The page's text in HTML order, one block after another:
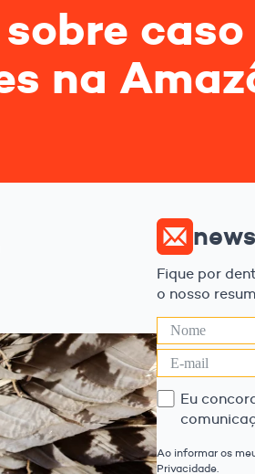
caso
na
Fique por
o nosso
Eu
Ao informar os
Privacidade.